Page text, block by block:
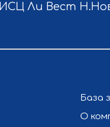
База
О
Ли Вест